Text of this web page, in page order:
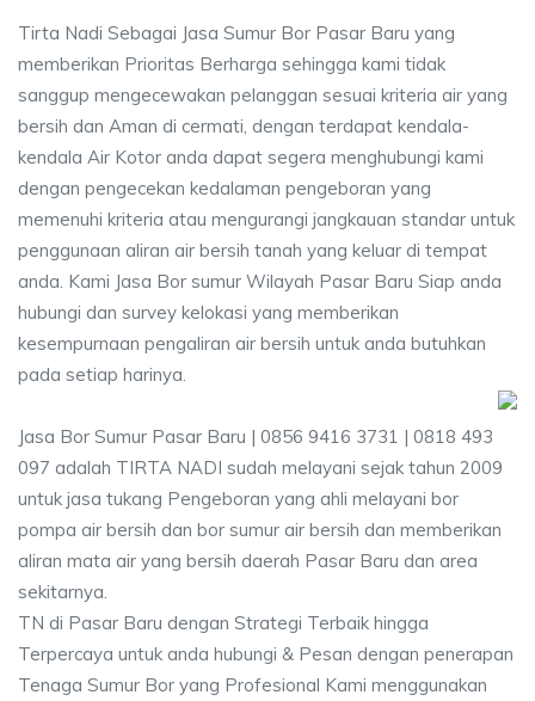
Tirta Nadi Sebagai Jasa Sumur Bor Pasar Baru yang
memberikan Prioritas Berharga sehingga kami tidak
sanggup mengecewakan pelanggan sesuai kriteria air yang
bersih dan Aman di cermati, dengan terdapat kendala-
kendala Air Kotor anda dapat segera menghubungi kami
dengan pengecekan kedalaman pengeboran yang
memenuhi kriteria atau mengurangi jangkauan standar untuk
penggunaan aliran air bersih tanah yang keluar di tempat
anda. Kami Jasa Bor sumur Wilayah Pasar Baru Siap anda
hubungi dan survey kelokasi yang memberikan
kesempurnaan pengaliran air bersih untuk anda butuhkan
pada setiap harinya.
Jasa Bor Sumur Pasar Baru | 0856 9416 3731 | 0818 493
097 adalah TIRTA NADI sudah melayani sejak tahun 2009
untuk jasa tukang Pengeboran yang ahli melayani bor
pompa air bersih dan bor sumur air bersih dan memberikan
aliran mata air yang bersih daerah Pasar Baru dan area
sekitarnya.
TN di Pasar Baru dengan Strategi Terbaik hingga
Terpercaya untuk anda hubungi & Pesan dengan penerapan
Tenaga Sumur Bor yang Profesional Kami menggunakan